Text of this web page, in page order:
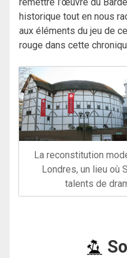
historique tout en nous
aux éléments du jeu de
rouge dans cette
La reconstitution
Londres, un lieu où
talents de